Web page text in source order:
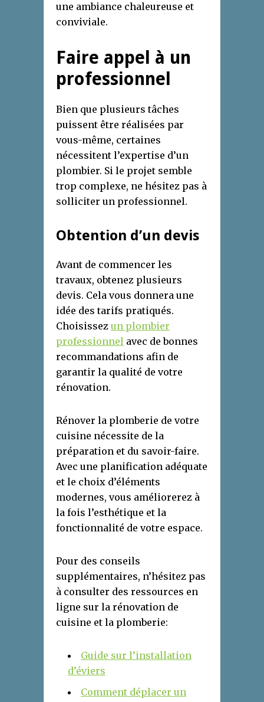
une ambiance chaleureuse et
conviviale.
Faire appel à un
professionnel
Bien que plusieurs tâches
puissent être réalisées par
vous-même, certaines
nécessitent l’expertise d’un
plombier. Si le projet semble
trop complexe, ne hésitez pas à
solliciter un professionnel.
Obtention d’un devis
Avant de commencer les
travaux, obtenez plusieurs
devis. Cela vous donnera une
idée des tarifs pratiqués.
Choisissez un plombier
professionnel avec de bonnes
recommandations afin de
garantir la qualité de votre
rénovation.
Rénover la plomberie de votre
cuisine nécessite de la
préparation et du savoir-faire.
Avec une planification adéquate
et le choix d’éléments
modernes, vous améliorerez à
la fois l’esthétique et la
fonctionnalité de votre espace.
Pour des conseils
supplémentaires, n’hésitez pas
à consulter des ressources en
ligne sur la rénovation de
cuisine et la plomberie:
Guide sur l’installation
d’éviers
Comment déplacer un